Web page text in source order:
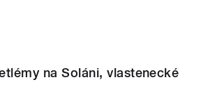
na Soláni, vlastenecké